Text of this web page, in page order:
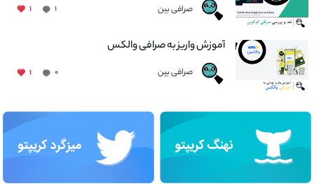
صرافی بین ۱ ۱
آموزش واریز به صرافی والکس
صرافی بین ۰ ۱